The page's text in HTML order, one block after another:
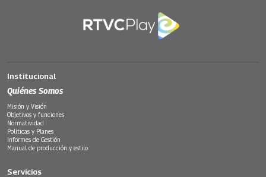
Institucional
Quiénes Somos
Misión y Visión
Objetivos y funciones
Normatividad
Políticas y Planes
Informes de Gestión
Manual de producción y estilo
Servicios